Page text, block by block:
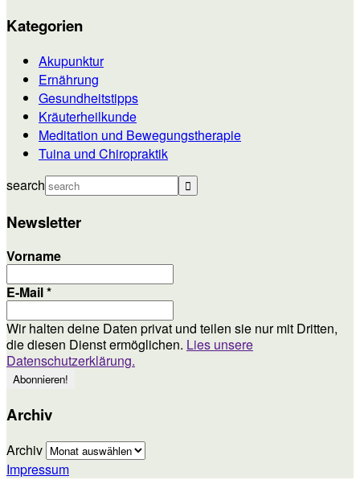
Kategorien
Akupunktur
Ernährung
Gesundheitstipps
Kräuterheilkunde
Meditation und Bewegungstherapie
Tuina und Chiropraktik
search
Newsletter
Vorname
E-Mail*
Wir halten deine Daten privat und teilen sie nur mit Dritten,
die diesen Dienst ermöglichen. Lies unsere
Datenschutzerklärung.
Archiv
Archiv
Impressum